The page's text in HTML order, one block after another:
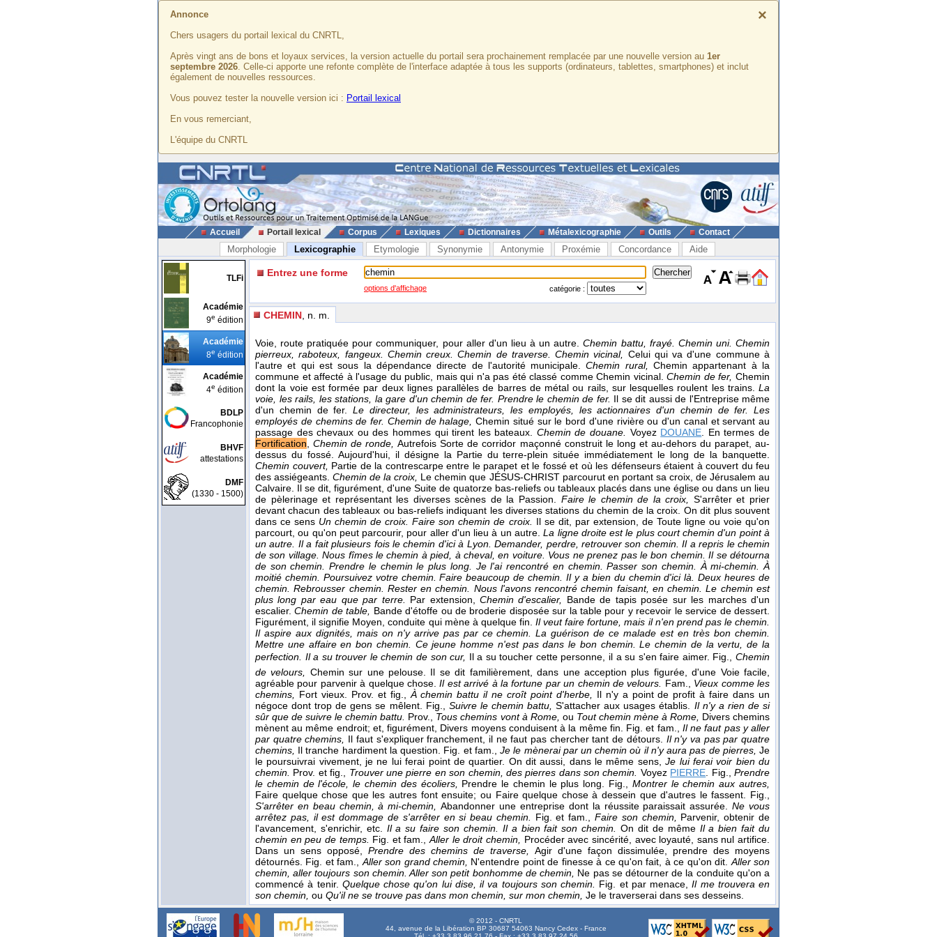
×
Annonce
Chers usagers du portail lexical du CNRTL,
Après vingt ans de bons et loyaux services, la version actuelle du portail sera prochainement remplacée par une nouvelle version au 1er
septembre 2026. Celle-ci apporte une refonte complète de l'interface adaptée à tous les supports (ordinateurs, tablettes, smartphones) et inclut
également de nouvelles ressources.
Vous pouvez tester la nouvelle version ici : Portail lexical
En vous remerciant,
L'équipe du CNRTL
Accueil Portail lexical Corpus Lexiques Dictionnaires Métalexicographie Outils Contact
Morphologie Lexicographie Etymologie Synonymie Antonymie Proxémie Concordance Aide
TLFi
Académie
9e édition
Académie
8e édition
Académie
4e édition
BDLP
Francophonie
BHVF
attestations
DMF
(1330 - 1500)
Entrez une forme
options d'affichage catégorie :
CHEMIN , n. m.
Voie, route pratiquée pour communiquer, pour aller d'un lieu à un autre.Chemin battu, frayé. Chemin uni. Chemin
pierreux, raboteux, fangeux. Chemin creux. Chemin de traverse. Chemin vicinal, Celui qui va d'une commune à
l'autre et qui est sous la dépendance directe de l'autorité municipale.Chemin rural,Chemin appartenant à la
commune et affecté à l'usage du public, mais qui n'a pas été classé comme Chemin vicinal.Chemin de fer,Chemin
dont la voie est formée par deux lignes parallèles de barres de métal ou rails, sur lesquelles roulent les trains. La
voie, les rails, les stations, la gare d'un chemin de fer. Prendre le chemin de fer. Il se dit aussi de l'Entreprise même
d'un chemin de fer. Le directeur, les administrateurs, les employés, les actionnaires d'un chemin de fer. Les
employés de chemins de fer. Chemin de halage, Chemin situé sur le bord d'une rivière ou d'un canal et servant au
passage des chevaux ou des hommes qui tirent les bateaux. Chemin de douane. Voyez DOUANE. En termes de
Fortification,Chemin de ronde,Autrefois Sorte de corridor maçonné construit le long et au-dehors du parapet, au-
dessus du fossé. Aujourd'hui, il désigne la Partie du terre-plein située immédiatement le long de la banquette.
Chemin couvert, Partie de la contrescarpe entre le parapet et le fossé et où les défenseurs étaient à couvert du feu
des assiégeants.Chemin de la croix, Le chemin que JÉSUS-CHRIST parcourut en portant sa croix, de Jérusalem au
Calvaire. Il se dit, figurément, d'une Suite de quatorze bas-reliefs ou tableaux placés dans une église ou dans un lieu
de pèlerinage et représentant les diverses scènes de la Passion. Faire le chemin de la croix, S'arrêter et prier
devant chacun des tableaux ou bas-reliefs indiquant les diverses stations du chemin de la croix. On dit plus souvent
dans ce sens Un chemin de croix. Faire son chemin de croix. Il se dit, par extension, de Toute ligne ou voie qu'on
parcourt, ou qu'on peut parcourir, pour aller d'un lieu à un autre.La ligne droite est le plus court chemin d'un point à
un autre. Il a fait plusieurs fois le chemin d'ici à Lyon. Demander, perdre, retrouver son chemin. Il a repris le chemin
de son village. Nous fîmes le chemin à pied, à cheval, en voiture. Vous ne prenez pas le bon chemin. Il se détourna
de son chemin. Prendre le chemin le plus long. Je l'ai rencontré en chemin. Passer son chemin. À mi-chemin. À
moitié chemin. Poursuivez votre chemin. Faire beaucoup de chemin. Il y a bien du chemin d'icilà. Deux heures de
chemin. Rebrousser chemin. Rester en chemin. Nous l'avons rencontré chemin faisant, en chemin. Le chemin est
plus long par eau que par terre. Par extension,Chemin d'escalier, Bande de tapis posée sur les marches d'un
escalier.Chemin de table, Bande d'étoffe ou de broderie disposée sur la table pour y recevoir le service de dessert.
Figurément, il signifie Moyen, conduite qui mène à quelque fin. Il veut faire fortune, mais il n'en prend pas le chemin.
Il aspire aux dignités, mais on n'y arrive pas par ce chemin. La guérison de ce malade est en très bon chemin.
Mettre une affaire en bon chemin. Ce jeune homme n'est pas dans le bon chemin. Le chemin de la vertu, de la
perfection. Il a su trouver le chemin de son cur, Il a su toucher cette personne, il a su s'en faire aimer. Fig.,Chemin
de velours, Chemin sur une pelouse. Il se dit familièrement, dans une acception plus figurée, d'une Voie facile,
agréable pour parvenir à quelque chose.Il est arrivé à la fortune par un chemin de velours. Fam., Vieux comme les
chemins, Fort vieux. Prov. et fig.,À chemin battu il ne croît point d'herbe, Il n'y a point de profit à faire dans un
négoce dont trop de gens se mêlent. Fig., Suivre le chemin battu,S'attacher aux usages établis. Il n'y a rien de si
sûr que de suivre le chemin battu. Prov., Tous chemins vont à Rome, ou Tout chemin mène à Rome, Divers chemins
mènent au même endroit; et, figurément, Divers moyens conduisent à la même fin. Fig. et fam., Il ne faut pas y aller
par quatre chemins, Il faut s'expliquer franchement, il ne faut pas chercher tant de détours. Il n'y va pas par quatre
chemins, Il tranche hardiment la question. Fig. et fam.,Je le mènerai par un chemin où il n'y aura pas de pierres,Je
le poursuivrai vivement, je ne lui ferai point de quartier. On dit aussi, dans le même sens,Je lui ferai voir bien du
chemin. Prov. et fig., Trouver une pierre en son chemin, des pierres dans son chemin. Voyez PIERRE. Fig.,Prendre
le chemin de l'école, le chemin des écoliers, Prendre le chemin le plus long. Fig., Montrer le chemin aux autres,
Faire quelque chose que les autres font ensuite; ou Faire quelque chose à dessein que d'autres le fassent. Fig.,
S'arrêter en beau chemin, à mi-chemin,Abandonner une entreprise dont la réussite paraissait assurée.Ne vous
arrêtez pas, il est dommage de s'arrêter en si beau chemin. Fig. et fam.,Faire son chemin, Parvenir, obtenir de
l'avancement, s'enrichir, etc. Il a su faire son chemin. Il a bien fait son chemin.On dit de même Il a bien fait du
chemin en peu de temps. Fig. et fam.,Aller le droit chemin, Procéder avec sincérité, avec loyauté, sans nul artifice.
Dans un sens opposé, Prendre des chemins de traverse, Agir d'une façon dissimulée, prendre des moyens
détournés. Fig. et fam.,Aller son grand chemin, N'entendre point de finesse à ce qu'on fait, à ce qu'on dit.Aller son
chemin, aller toujours son chemin. Aller son petit bonhomme de chemin, Ne pas se détourner de la conduite qu'on a
commencé à tenir. Quelque chose qu'on lui dise, il va toujours son chemin. Fig. et par menace,Il me trouvera en
son chemin, ou Qu'il ne se trouve pas dans mon chemin, sur mon chemin, Je le traverserai dans ses desseins.
© 2012 - CNRTL
44, avenue de la Libération BP 30687 54063 Nancy Cedex - France